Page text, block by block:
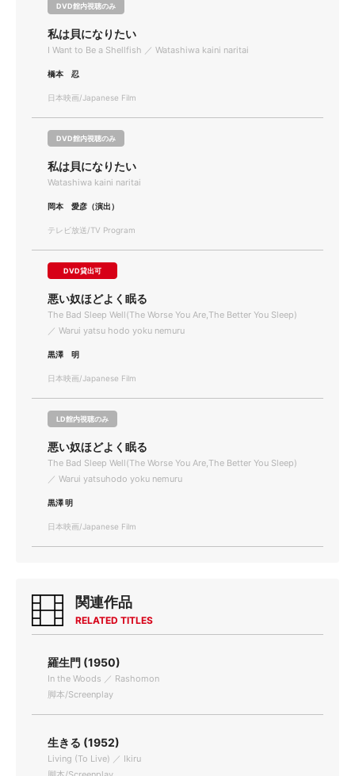
DVD館内視聴のみ
私は貝になりたい
I Want to Be a Shellfish ／ Watashiwa kaini naritai
橋本 忍
日本映画/Japanese Film
DVD館内視聴のみ
私は貝になりたい
Watashiwa kaini naritai
岡本 愛彦（演出）
テレビ放送/TV Program
DVD貸出可
悪い奴ほどよく眠る
The Bad Sleep Well(The Worse You Are,The Better You Sleep)
／ Warui yatsu hodo yoku nemuru
黒澤 明
日本映画/Japanese Film
LD館内視聴のみ
悪い奴ほどよく眠る
The Bad Sleep Well(The Worse You Are,The Better You Sleep)
／ Warui yatsuhodo yoku nemuru
黒澤 明
日本映画/Japanese Film
関連作品
RELATED TITLES
羅生門 (1950)
In the Woods ／ Rashomon
脚本/Screenplay
生きる (1952)
Living (To Live) ／ Ikiru